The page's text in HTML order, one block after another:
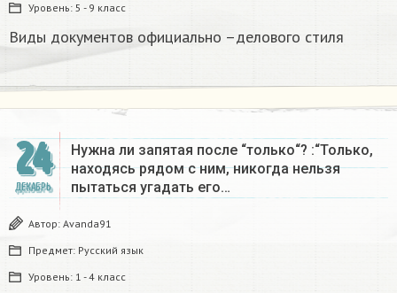
Уровень: 5 - 9 класс
Виды документов официально –делового стиля
24
ДЕКАБРЬ
Нужна ли запятая после “только“? :“Только,
находясь рядом с ним, никогда нельзя
пытаться угадать его…
Автор: Avanda91
Предмет: Русский язык
Уровень: 1 - 4 класс